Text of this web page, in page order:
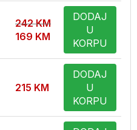
242KM
169 KM
DODAJ
U
KORPU
215 KM
DODAJ
U
KORPU